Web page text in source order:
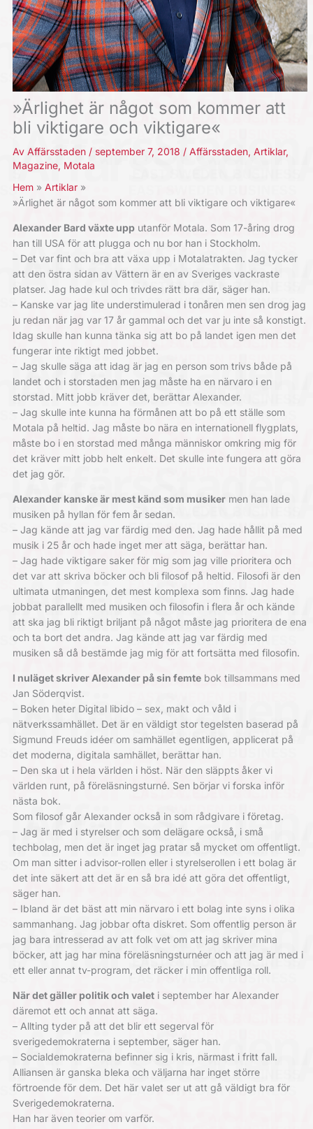
»Ärlighet är något som kommer att
bli viktigare och viktigare«
Av Affärsstaden / september 7, 2018 / Affärsstaden, Artiklar,
Magazine, Motala
Hem
Artiklar
»Ärlighet är något som kommer att bli viktigare och viktigare«
Alexander Bard växte upputanför Motala. Som 17-åring drog
han till USA för att plugga och nu bor han i Stockholm.
– Det var fint och bra att växa upp i Motalatrakten. Jag tycker
att den östra sidan av Vättern är en av Sveriges vackraste
platser. Jag hade kul och trivdes rätt bra där, säger han.
– Kanske var jag lite understimulerad i tonåren men sen drog jag
ju redan när jag var 17 år gammal och det var ju inte så konstigt.
Idag skulle han kunna tänka sig att bo på landet igen men det
fungerar inte riktigt med jobbet.
– Jag skulle säga att idag är jag en person som trivs både på
landet och i storstaden men jag måste ha en närvaro i en
storstad. Mitt jobb kräver det, berättar Alexander.
– Jag skulle inte kunna ha förmånen att bo på ett ställe som
Motala på heltid. Jag måste bo nära en internationell flygplats,
måste bo i en storstad med många människor omkring mig för
det kräver mitt jobb helt enkelt. Det skulle inte fungera att göra
det jag gör.
Alexander kanske är mest känd som musikermen han lade
musiken på hyllan för fem år sedan.
– Jag kände att jag var färdig med den. Jag hade hållit på med
musik i 25 år och hade inget mer att säga, berättar han.
– Jag hade viktigare saker för mig som jag ville prioritera och
det var att skriva böcker och bli filosof på heltid. Filosofi är den
ultimata utmaningen, det mest komplexa som finns. Jag hade
jobbat parallellt med musiken och filosofin i flera år och kände
att ska jag bli riktigt briljant på något måste jag prioritera de ena
och ta bort det andra. Jag kände att jag var färdig med
musiken så då bestämde jag mig för att fortsätta med filosofin.
I nuläget skriver Alexander på sin femtebok tillsammans med
Jan Söderqvist.
– Boken heter Digital libido – sex, makt och våld i
nätverkssamhället. Det är en väldigt stor tegelsten baserad på
Sigmund Freuds idéer om samhället egentligen, applicerat på
det moderna, digitala samhället, berättar han.
– Den ska ut i hela världen i höst. När den släppts åker vi
världen runt, på föreläsningsturné. Sen börjar vi forska inför
nästa bok.
Som filosof går Alexander också in som rådgivare i företag.
– Jag är med i styrelser och som delägare också, i små
techbolag, men det är inget jag pratar så mycket om offentligt.
Om man sitter i advisor-rollen eller i styrelserollen i ett bolag är
det inte säkert att det är en så bra idé att göra det offentligt,
säger han.
– Ibland är det bäst att min närvaro i ett bolag inte syns i olika
sammanhang. Jag jobbar ofta diskret. Som offentlig person är
jag bara intresserad av att folk vet om att jag skriver mina
böcker, att jag har mina föreläsningsturnéer och att jag är med i
ett eller annat tv-program, det räcker i min offentliga roll.
När det gäller politik och valeti september har Alexander
däremot ett och annat att säga.
– Allting tyder på att det blir ett segerval för
sverigedemokraterna i september, säger han.
– Socialdemokraterna befinner sig i kris, närmast i fritt fall.
Alliansen är ganska bleka och väljarna har inget större
förtroende för dem. Det här valet ser ut att gå väldigt bra för
Sverigedemokraterna.
Han har även teorier om varför.